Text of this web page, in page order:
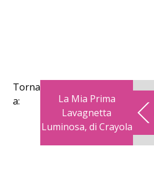
Torna
a:
La Mia Prima
Lavagnetta
Luminosa, di Crayola